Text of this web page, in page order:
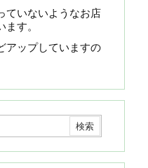
ていないようなお店
す。
アップしていますの